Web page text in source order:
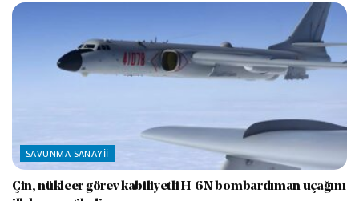
SAVUNMA SANAYII
Çin, nükleer görev kabiliyetli H-6N bombardıman uçağını